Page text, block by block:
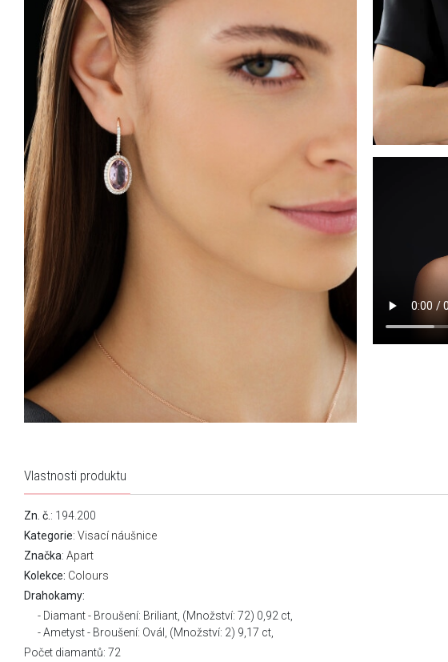
Vlastnosti produktu
Zn. č.: 194.200
Kategorie: Visací náušnice
Značka: Apart
Kolekce: Colours
Drahokamy:
Diamant - Broušení: Briliant, (Množství: 72) 0,92 ct,
Ametyst - Broušení: Ovál, (Množství: 2) 9,17 ct,
Počet diamantů: 72